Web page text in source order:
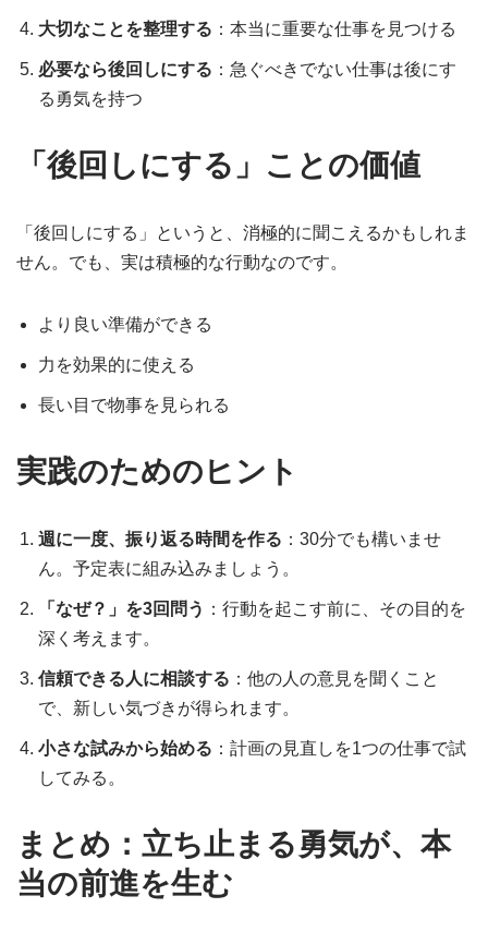
大切なことを整理する ：本当に重要な仕事を見つける
必要なら後回しにする ：急ぐべきでない仕事は後にす
る勇気を持つ
「後回しにする」ことの価値
「後回しにする」というと、消極的に聞こえるかもしれま
せん。でも、実は積極的な行動なのです。
より良い準備ができる
力を効果的に使える
長い目で物事を見られる
実践のためのヒント
週に一度、振り返る時間を作る ：30分でも構いませ
ん。予定表に組み込みましょう。
「なぜ？」を3回問う ：行動を起こす前に、その目的を
深く考えます。
信頼できる人に相談する ：他の人の意見を聞くこと
で、新しい気づきが得られます。
小さな試みから始める ：計画の見直しを1つの仕事で試
してみる。
まとめ：立ち止まる勇気が、本
当の前進を生む